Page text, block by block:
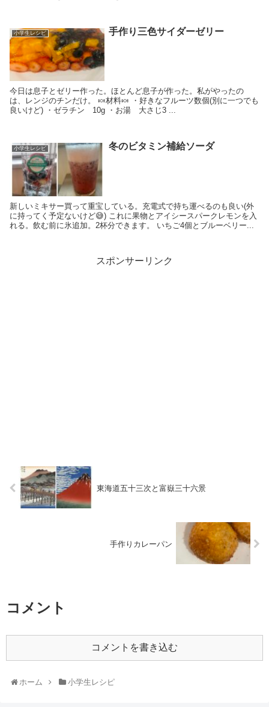
小学生レシピ 手作り三色サイダーゼリー
今日は息子とゼリー作った。ほとんど息子が作った。私がやったの
は、レンジのチンだけ。 🍬材料🍬 ・好きなフルーツ数個(別に一つでも
良いけど) ・ゼラチン 10g ・お湯 大さじ3 ...
小学生レシピ 冬のビタミン補給ソーダ
新しいミキサー買って重宝している。充電式で持ち運べるのも良い(外
に持ってく予定ないけど😅) これに果物とアイシースパークレモンを入
れる。飲む前に氷追加。2杯分できます。 いちご4個とブルーベリー...
スポンサーリンク
東海道五十三次と富嶽三十六景
手作りカレーパン
コメント
コメントを書き込む
ホーム 小学生レシピ